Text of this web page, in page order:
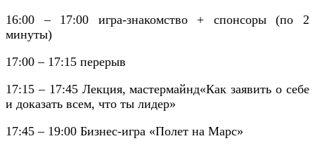
16:00 – 17:00 игра-знакомство + спонсоры (по 2
минуты)
17:00 – 17:15 перерыв
17:15 – 17:45 Лекция, мастермайнд«Как заявить о себе
и доказать всем, что ты лидер»
17:45 – 19:00 Бизнес-игра «Полет на Марс»